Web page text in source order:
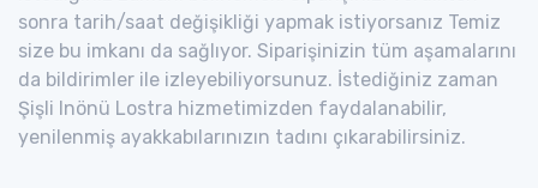
sonra tarih/saat değişikliği yapmak istiyorsanız Temiz
size bu imkanı da sağlıyor. Siparişinizin tüm aşamalarını
da bildirimler ile izleyebiliyorsunuz. İstediğiniz zaman
Şişli Inönü Lostra hizmetimizden faydalanabilir,
yenilenmiş ayakkabılarınızın tadını çıkarabilirsiniz.